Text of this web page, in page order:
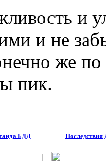
и
и не
же по
пик.
БДД